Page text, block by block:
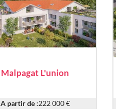
Malpagat L'union
A partir de :222 000 €